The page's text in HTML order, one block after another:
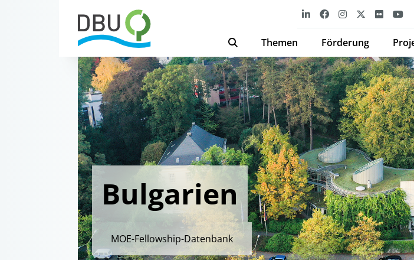
Themen Förderung
Bulgarien
MOE-Fellowship-Datenbank